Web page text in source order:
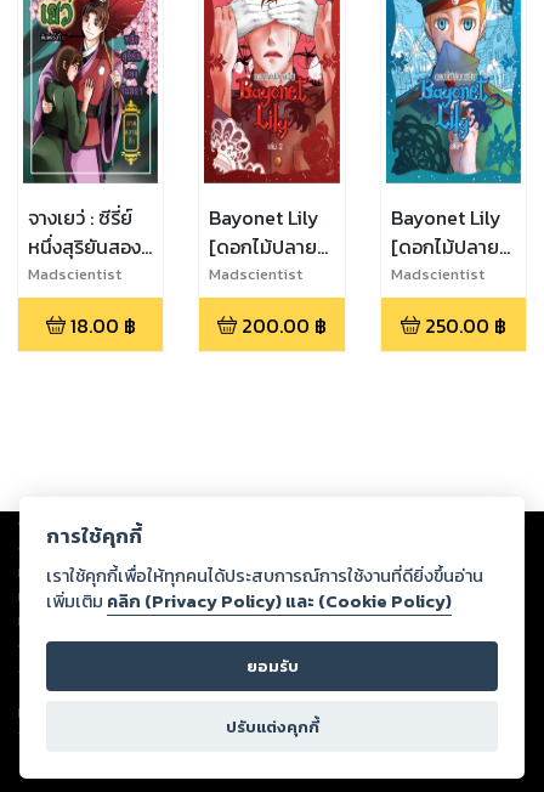
จางเยว่ : ซีรี่ย์
หนึ่งสุริยันสอง
จันทรา [ภาค
ความรัก]
Madscientist
18.00 ฿
Bayonet Lily
[ดอกไม้ปลาย
ปืน] เล่ม 2
Madscientist
200.00 ฿
Bayonet Lily
[ดอกไม้ปลาย
ปืน] เล่ม 1
Madscientist
250.00 ฿
Copyright © 2026
ต่อผลงานหรือเนื้อหาใดที่อัปโหลดผ่านเว็บไซต์และปรากฏว่าละเมิดสิทธิใน
ทรัพย์สินทางปัญญาของบุคคลอื่นหรือขัดต่อกฎหมายและศีลธรรม ดังนั้น ผู้อ่าน
ทุกท่านโปรดใช้วิจารณญาณในการกลั่นกรองด้วยตนเอง และหากท่านพบว่าส่วน
หนึ่งส่วนใดขัดต่อกฎหมายและศีลธรรม กรุณาแจ้งมายังบริษัท เพื่อทีมงานจะได้
ดำเนินการในทันที ทั้งนี้ ทางสตอรี่ล็อกขอสงวนลิขสิทธิ์ตามพระราชบัญญัติ
ลิขสิทธิ์ พ.ศ. 2537 (ฉบับล่าสุด)
For support: member@ookbee.com
Version
การใช้คุกกี้
เราใช้คุกกี้เพื่อให้ทุกคนได้ประสบการณ์การใช้งานที่ดียิ่งขึ้นอ่าน
เพิ่มเติม คลิก (Privacy Policy) และ (Cookie Policy)
ยอมรับ
ปรับแต่งคุกกี้